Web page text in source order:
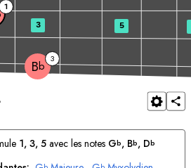
Bb 3
1
3 5
1, 3, 5avec les notes Gb, Bb, Db